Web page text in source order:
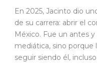
En 2025, Jacinto dio
de su carrera: abrir el
México. Fue un antes
mediática, sino porque
seguir siendo él,